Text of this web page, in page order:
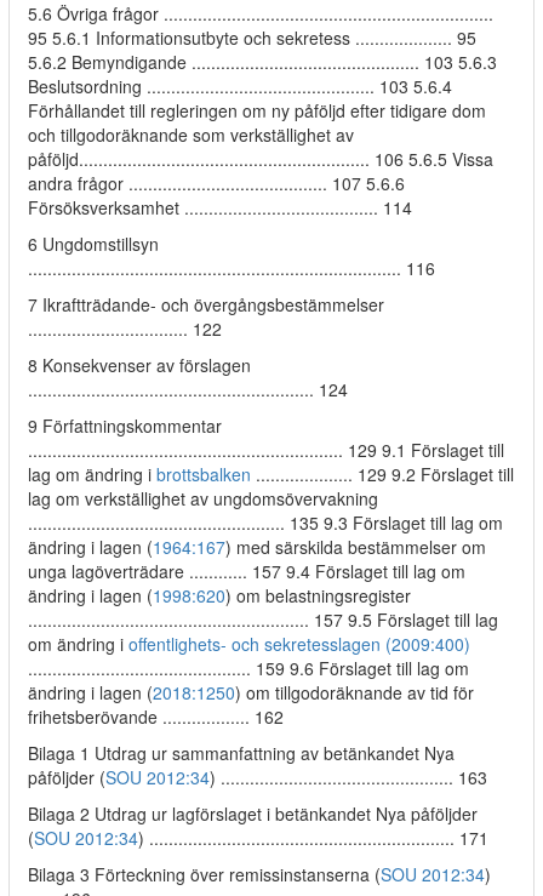
5.6 Övriga frågor ....................................................................
95 5.6.1 Informationsutbyte och sekretess .................... 95
5.6.2 Bemyndigande ............................................... 103 5.6.3
Beslutsordning ............................................... 103 5.6.4
Förhållandet till regleringen om ny påföljd efter tidigare dom
och tillgodoräknande som verkställighet av
påföljd............................................................ 106 5.6.5 Vissa
andra frågor ......................................... 107 5.6.6
Försöksverksamhet ........................................ 114
6 Ungdomstillsyn
............................................................................. 116
7 Ikraftträdande- och övergångsbestämmelser
................................. 122
8 Konsekvenser av förslagen
........................................................... 124
9 Författningskommentar
................................................................. 129 9.1 Förslaget till
lag om ändring i brottsbalken .................... 129 9.2 Förslaget till
lag om verkställighet av ungdomsövervakning
..................................................... 135 9.3 Förslaget till lag om
ändring i lagen (1964:167) med särskilda bestämmelser om
unga lagöverträdare ............ 157 9.4 Förslaget till lag om
ändring i lagen (1998:620) om belastningsregister
.......................................................... 157 9.5 Förslaget till lag
om ändring i offentlighets- och sekretesslagen (2009:400)
.............................................. 159 9.6 Förslaget till lag om
ändring i lagen (2018:1250) om tillgodoräknande av tid för
frihetsberövande .................. 162
Bilaga 1 Utdrag ur sammanfattning av betänkandet Nya
påföljder (SOU 2012:34) ................................................ 163
Bilaga 2 Utdrag ur lagförslaget i betänkandet Nya påföljder
(SOU 2012:34) ............................................................... 171
Bilaga 3 Förteckning över remissinstanserna (SOU 2012:34)